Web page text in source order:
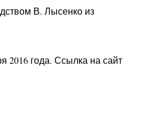
В. Лысенко из
2016 года. Ссылка на сайт